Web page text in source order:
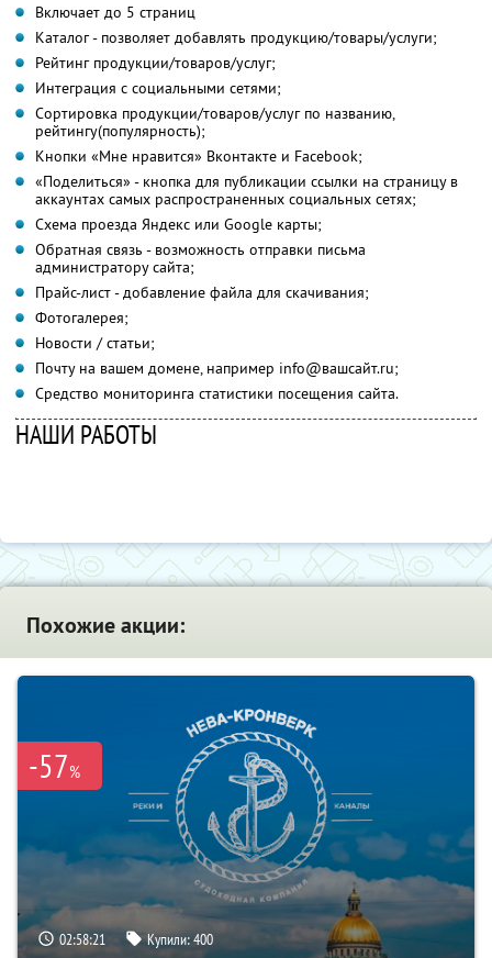
Включает до 5 страниц
Каталог - позволяет добавлять продукцию/товары/услуги;
Рейтинг продукции/товаров/услуг;
Интеграция с социальными сетями;
Сортировка продукции/товаров/услуг по названию,
рейтингу(популярность);
Кнопки «Мне нравится» Вконтакте и Facebook;
«Поделиться» - кнопка для публикации ссылки на страницу в
аккаунтах самых распространенных социальных сетях;
Схема проезда Яндекс или Google карты;
Обратная связь - возможность отправки письма
администратору сайта;
Прайс-лист - добавление файла для скачивания;
Фотогалерея;
Новости / статьи;
Почту на вашем домене, например info@вашсайт.ru;
Средство мониторинга статистики посещения сайта.
НАШИ РАБОТЫ
Похожие акции:
-57%
02:58:19 Купили:400